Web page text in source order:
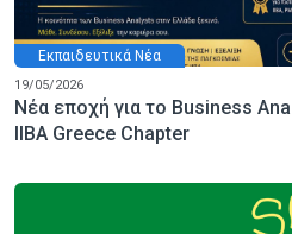
Εκπαιδευτικά Νέα
19/05/2026
Νέα εποχή για το Business
IIBA Greece Chapter